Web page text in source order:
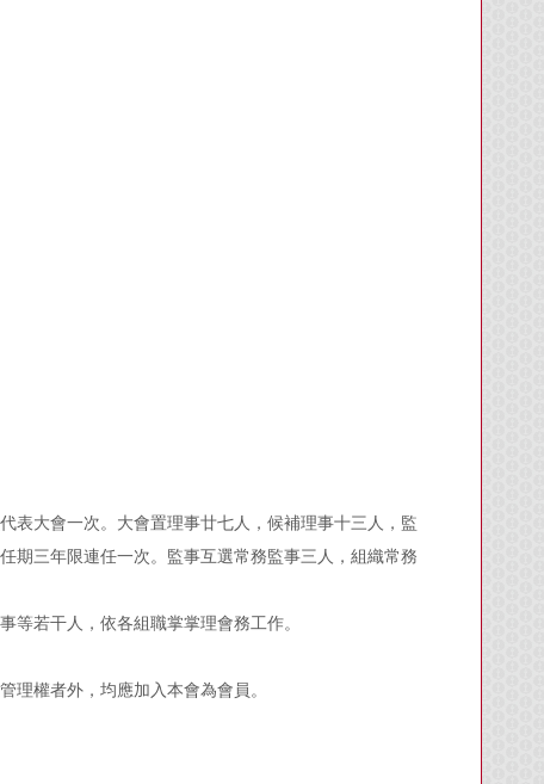
表大會一次。大會置理事廿七人，候補理事十三人，監
期三年限連任一次。監事互選常務監事三人，組織常務
若干人，依各組職掌掌理會務工作。
權者外，均應加入本會為會員。